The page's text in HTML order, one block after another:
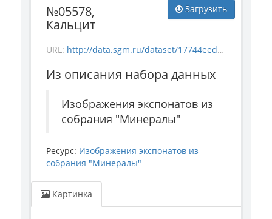
Загрузить
№05578,
Кальцит
URL: http://data.sgm.ru/dataset/17744eed-27fa-4a9a-bc72-4e657fa570af/resource/8ba82747-e2ee-438e-9005-198ddd01f34a/download/mineral_5578.jpg
Из описания набора данных
Изображения экспонатов из
собрания "Минералы"
Ресурс: Изображения экспонатов из
собрания "Минералы"
Картинка